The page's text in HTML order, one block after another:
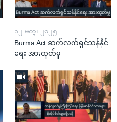
၁၂ မတ္၊ ၂၀၂၅
Burma Act ဆက်လက်ရှင်သန်နိုင်
ရေး အားထုတ်မှု